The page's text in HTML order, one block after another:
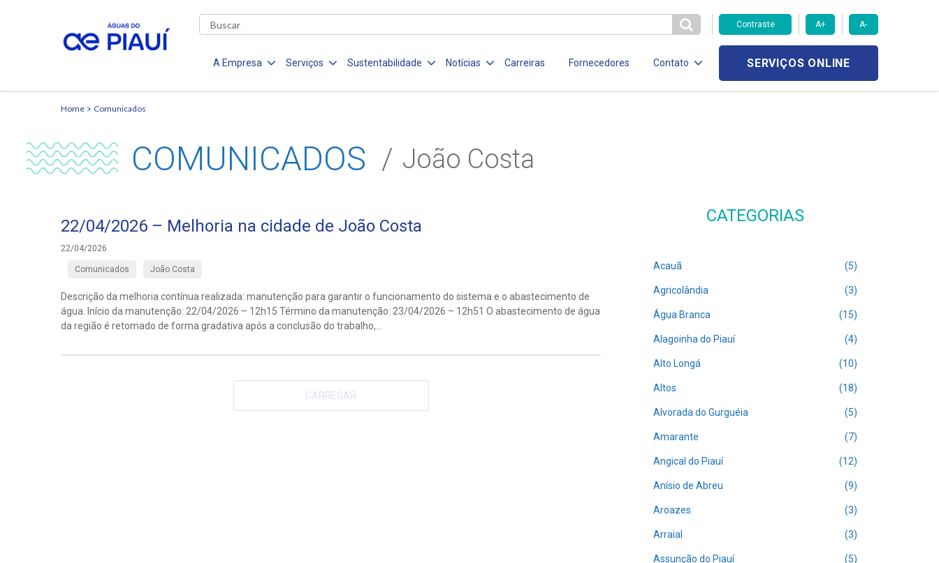
Contraste A+ A-
A Empresa Serviços Sustentabilidade Notícias Carreiras Fornecedores Contato SERVIÇOS ONLINE
Home Comunicados
COMUNICADOS João Costa
22/04/2026 – Melhoria na cidade de João Costa
22/04/2026
Comunicados João Costa
Descrição da melhoria contínua realizada: manutenção para garantir o funcionamento do sistema e o abastecimento de
água. Início da manutenção: 22/04/2026 – 12h15 Término da manutenção: 23/04/2026 – 12h51 O abastecimento de água
da região é retomado de forma gradativa após a conclusão do trabalho,...
CARREGAR
CATEGORIAS
Acauã (5)
Agricolândia (3)
Água Branca (15)
Alagoinha do Piauí (4)
Alto Longá (10)
Altos (18)
Alvorada do Gurguéia (5)
Amarante (7)
Angical do Piauí (12)
Anísio de Abreu (9)
Aroazes (3)
Arraial (3)
Assunção do Piauí (5)